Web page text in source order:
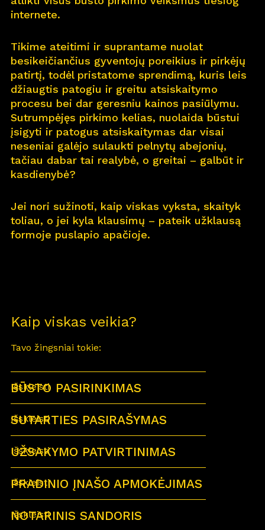
Apiemus
Karjera 11
Naujienos
Nauj ų namų kortelė
Kontaktai
internete.
Tikime ateitimi ir suprantame nuolat
besikeičiančius gyventojų poreikius ir pirkėjų
patirtį, todėl pristatome sprendimą, kuris leis
džiaugtis patogiu ir greitu atsiskaitymo
procesu bei dar geresniu kainos pasiūlymu.
Sutrumpėjęs pirkimo kelias, nuolaida būstui
įsigyti ir patogus atsiskaitymas dar visai
neseniai galėjo sulaukti pelnytų abejonių,
tačiau dabar tai realybė, o greitai – galbūt ir
kasdienybė?
Jei nori sužinoti, kaip viskas vyksta, skaityk
toliau, o jei kyla klausimų – pateik užklausą
formoje puslapio apačioje.
Kaip viskas veikia?
Tavo žingsniai tokie:
Išskleisti
BŪSTO PASIRINKIMAS
Išskleisti
SUTARTIES PASIRAŠYMAS
Išskleisti
UŽSAKYMO PATVIRTINIMAS
Išskleisti
PRADINIO ĮNAŠO APMOKĖJIMAS
Išskleisti
NOTARINIS SANDORIS